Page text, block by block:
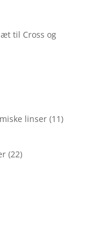
til Cross og
linser (11)
(22)